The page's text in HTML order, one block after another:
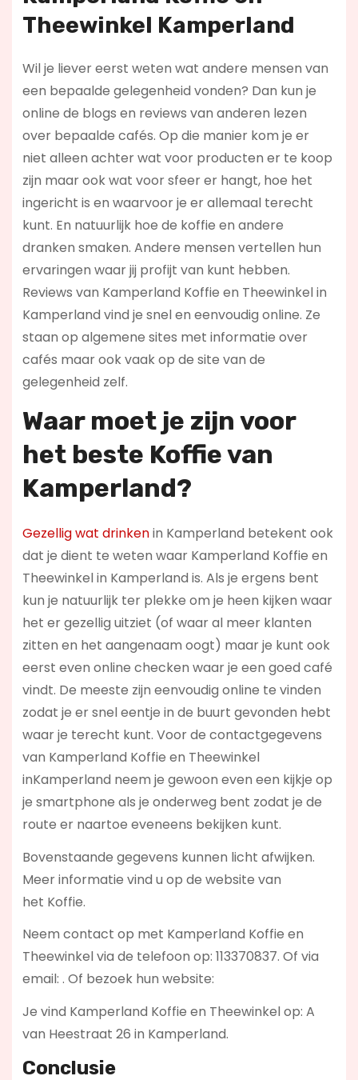
Theewinkel Kamperland
Wil je liever eerst weten wat andere mensen van
een bepaalde gelegenheid vonden? Dan kun je
online de blogs en reviews van anderen lezen
over bepaalde cafés. Op die manier kom je er
niet alleen achter wat voor producten er te koop
zijn maar ook wat voor sfeer er hangt, hoe het
ingericht is en waarvoor je er allemaal terecht
kunt. En natuurlijk hoe de koffie en andere
dranken smaken. Andere mensen vertellen hun
ervaringen waar jij profijt van kunt hebben.
Reviews van Kamperland Koffie en Theewinkel in
Kamperland vind je snel en eenvoudig online. Ze
staan op algemene sites met informatie over
cafés maar ook vaak op de site van de
gelegenheid zelf.
Waar moet je zijn voor
het beste Koffie van
Kamperland?
Gezellig wat drinkenin Kamperland betekent ook
dat je dient te weten waar Kamperland Koffie en
Theewinkel in Kamperland is. Als je ergens bent
kun je natuurlijk ter plekke om je heen kijken waar
het er gezellig uitziet (of waar al meer klanten
zitten en het aangenaam oogt) maar je kunt ook
eerst even online checken waar je een goed café
vindt. De meeste zijn eenvoudig online te vinden
zodat je er snel eentje in de buurt gevonden hebt
waar je terecht kunt. Voor de contactgegevens
van Kamperland Koffie en Theewinkel
inKamperland neem je gewoon even een kijkje op
je smartphone als je onderweg bent zodat je de
route er naartoe eveneens bekijken kunt.
Bovenstaande gegevens kunnen licht afwijken.
Meer informatie vind u op de website van
het Koffie.
Neem contact op met Kamperland Koffie en
Theewinkel via de telefoon op: 113370837. Of via
email: . Of bezoek hun website:
Je vind Kamperland Koffie en Theewinkel op: A
van Heestraat 26 in Kamperland.
Conclusie